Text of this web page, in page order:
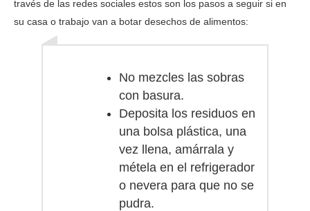
través de las redes sociales estos son los pasos a seguir si en
su casa o trabajo van a botar desechos de alimentos:
No mezcles las sobras
con basura.
Deposita los residuos en
una bolsa plástica, una
vez llena, amárrala y
métela en el refrigerador
o nevera para que no se
pudra.